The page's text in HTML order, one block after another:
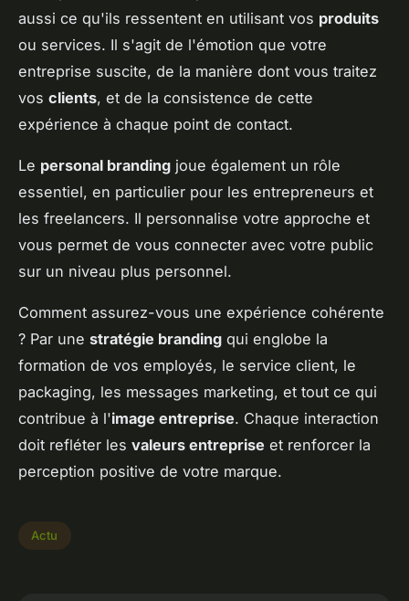
aussi ce qu'ils ressentent en utilisant vos produits
ou services. Il s'agit de l'émotion que votre
entreprise suscite, de la manière dont vous traitez
vos clients, et de la consistence de cette
expérience à chaque point de contact.
Le personal branding joue également un rôle
essentiel, en particulier pour les entrepreneurs et
les freelancers. Il personnalise votre approche et
vous permet de vous connecter avec votre public
sur un niveau plus personnel.
Comment assurez-vous une expérience cohérente
? Par une stratégie branding qui englobe la
formation de vos employés, le service client, le
packaging, les messages marketing, et tout ce qui
contribue à l'image entreprise. Chaque interaction
doit refléter les valeurs entreprise et renforcer la
perception positive de votre marque.
Actu